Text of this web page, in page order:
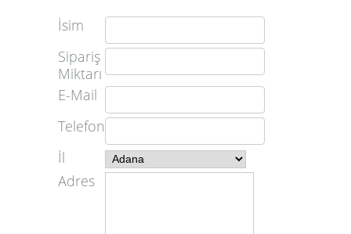
İsim
Sipariş
Miktarı
E-Mail
Telefon
İl
Adres